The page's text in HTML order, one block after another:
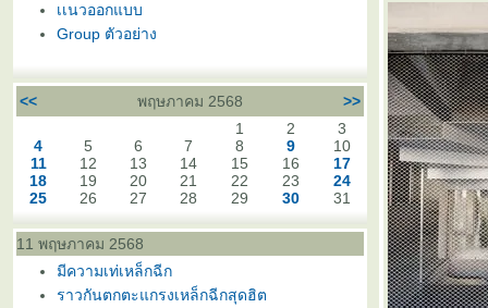
เเนวออกแบบ
Group ตัวอย่าง
<< พฤษภาคม 2568
>>
1
2
3
4
5 6 7 8 9
10
11
12 13 14 15 16
17
18
19 20 21 22 23
24
25
26 27 28 29 30 31
11 พฤษภาคม 2568
มีความเท่เหล็กฉีก
ราวกันตกตะแกรงเหล็กฉีกสุดฮิต